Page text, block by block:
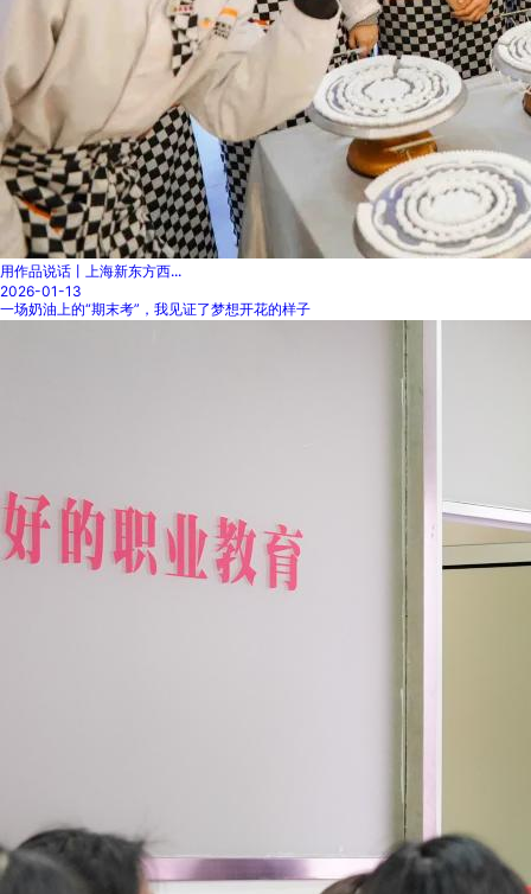
用作品说话丨上海新东方西...
2026-01-13
一场奶油上的“期末考”，我见证了梦想开花的样子